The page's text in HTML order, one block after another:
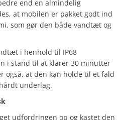
end en almindelig
at mobilen er pakket godt ind
som gør den både vandtæt og
i henhold til IP68
i stand til at klarer 30 minutter
også, at den kan holde til et fald
underlag.
udfordringen op og kastet den